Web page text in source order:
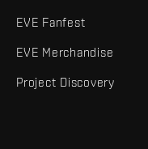
EVE Fanfest
EVE Merchandise
Project Discovery